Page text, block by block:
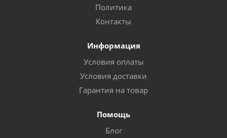
Политика
Контакты
Информация
Условия оплаты
Условия доставки
Гарантия на товар
Помощь
Блог